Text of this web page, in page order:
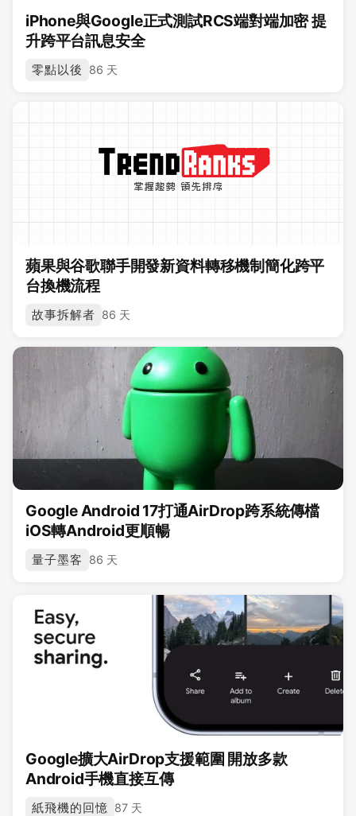
iPhone與Google正式測試RCS端對端加密 提
升跨平台訊息安全
零點以後 86 天
蘋果與谷歌聯手開發新資料轉移機制簡化跨平
台換機流程
故事拆解者 86 天
Google Android 17打通AirDrop跨系統傳檔
iOS轉Android更順暢
量子墨客 86 天
Google擴大AirDrop支援範圍 開放多款
Android手機直接互傳
紙飛機的回憶 87 天